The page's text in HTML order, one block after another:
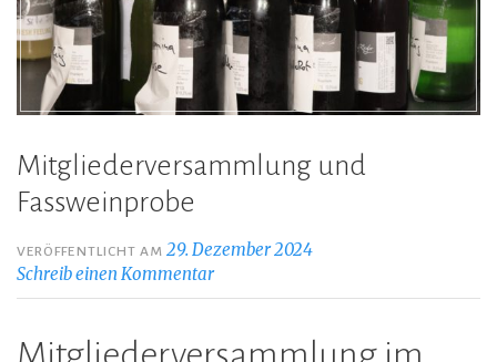
Mitgliederversammlung und
Fassweinprobe
VERÖFFENTLICHT AM29. Dezember 2024
Schreib einen Kommentar